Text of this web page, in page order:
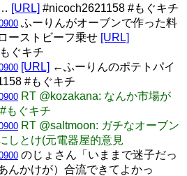
[URL] #nicoch2621158 #もぐキチ
ふーりんがオーブンで作った料
ーストビーフ乗せ [URL]
ぐキチ
[URL] ←ふーりんのポテトパイ
#もぐキチ
RT @kozakana: なんか市場が
もぐキチ
RT @saltmoon: ガチなオーブン
しとけ(元電器屋的意見
のじょさん「いままで迷子だっ
んかけが）合流できてよかっ